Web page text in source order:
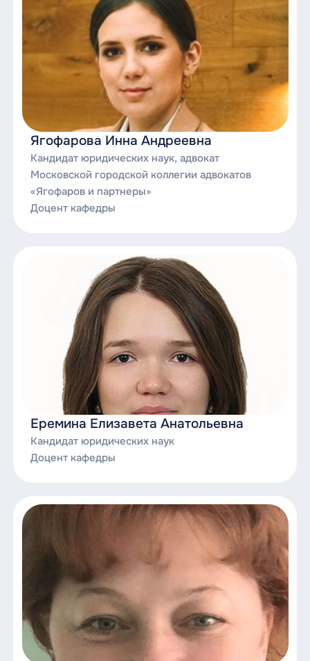
Ягофарова Инна Андреевна
Кандидат юридических наук, адвокат
Московской городской коллегии адвокатов
«Ягофаров и партнеры»
Доцент кафедры
Еремина Елизавета Анатольевна
Кандидат юридических наук
Доцент кафедры